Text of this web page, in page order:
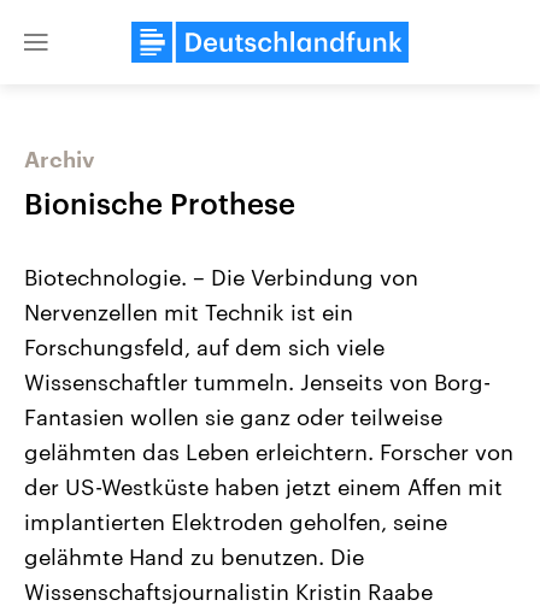
Close
Landtagswahl Sachsen-Anhalt
2026
Alle Informationen
Sachsen-Anhalt wählt am 6.
September 2026 einen neuen
Landtag. Seit 2021 wird das
Bundesland von einer Koalition aus
CDU, SPD und FDP regiert.-
Umfragen, Prognosen,
Wahlprogramme, aktuelle Berichte
USA
Aktuelle Beiträge,
Hintergründe
Wirtschaftlich und
gehören die Vereinigten
den mächtigsten Ländern
mit großem Einfluss auf
aktuelle Weltgeschehen.
Archiv
Bionische Prothese
Biotechnologie. – Die Verbindung von
Nervenzellen mit Technik ist ein
Forschungsfeld, auf dem sich viele
Wissenschaftler tummeln. Jenseits von Borg-
Fantasien wollen sie ganz oder teilweise
gelähmten das Leben erleichtern. Forscher von
der US-Westküste haben jetzt einem Affen mit
implantierten Elektroden geholfen, seine
gelähmte Hand zu benutzen. Die
Wissenschaftsjournalistin Kristin Raabe